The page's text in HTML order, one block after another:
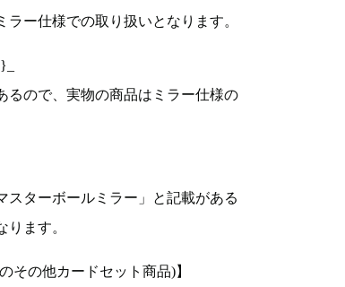
ー仕様での取り扱いとなります。
るので、実物の商品はミラー仕様の
ターボールミラー」と記載がある
ます。
その他カードセット商品)】